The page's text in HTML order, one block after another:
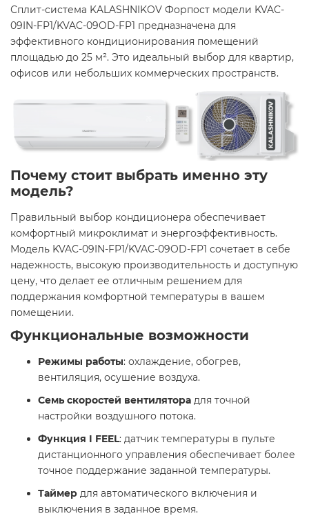
Сплит-система KALASHNIKOV Форпост модели KVAC-
09IN-FP1/KVAC-09OD-FP1 предназначена для
эффективного кондиционирования помещений
площадью до 25 м². Это идеальный выбор для квартир,
офисов или небольших коммерческих пространств.
Почему стоит выбрать именно эту
модель?
Правильный выбор кондиционера обеспечивает
комфортный микроклимат и энергоэффективность.
Модель KVAC-09IN-FP1/KVAC-09OD-FP1 сочетает в себе
надежность, высокую производительность и доступную
цену, что делает ее отличным решением для
поддержания комфортной температуры в вашем
помещении.
Функциональные возможности
Режимы работы: охлаждение, обогрев,
вентиляция, осушение воздуха.
Семь скоростей вентилятора для точной
настройки воздушного потока.
Функция I FEEL: датчик температуры в пульте
дистанционного управления обеспечивает более
точное поддержание заданной температуры.
Таймер для автоматического включения и
выключения в заданное время.